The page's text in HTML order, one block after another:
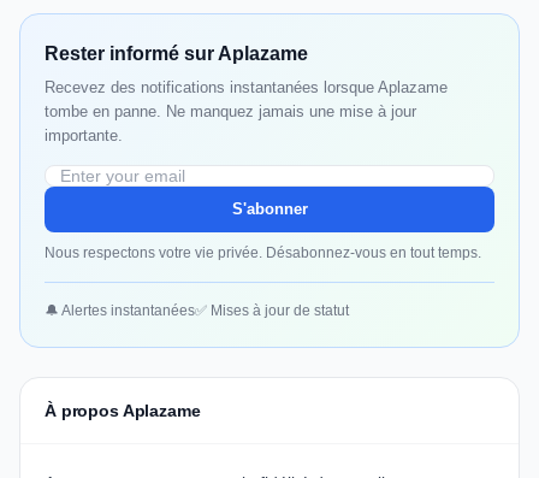
Rester informé sur Aplazame
Recevez des notifications instantanées lorsque Aplazame
tombe en panne. Ne manquez jamais une mise à jour
importante.
S'abonner
Nous respectons votre vie privée. Désabonnez-vous en tout temps.
🔔 Alertes instantanées✅ Mises à jour de statut
À propos Aplazame